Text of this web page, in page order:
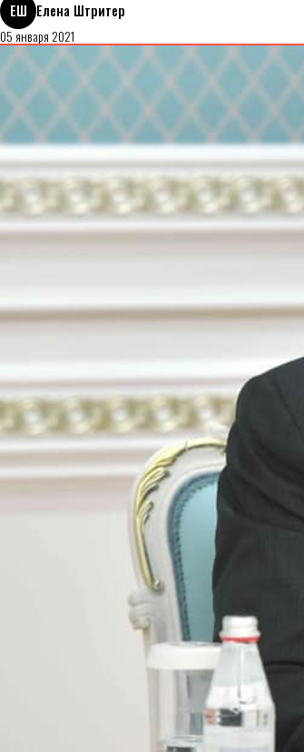
ЕШ Елена Штритер
05 января 2021